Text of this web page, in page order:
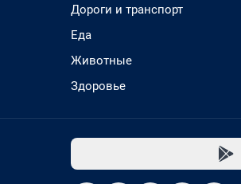
Дороги и транспорт
Еда
Животные
Здоровье